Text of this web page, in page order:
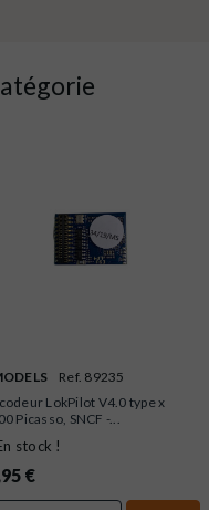
Ref. 89235
LokPilot V4.0 type x
Picasso, SNCF -...
stock !
€